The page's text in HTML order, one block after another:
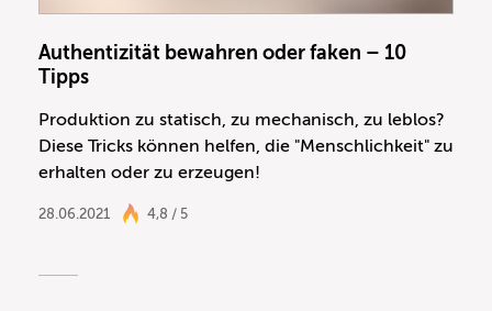
Authentizität bewahren oder faken – 10
Tipps
Produktion zu statisch, zu mechanisch, zu leblos?
Diese Tricks können helfen, die "Menschlichkeit" zu
erhalten oder zu erzeugen!
28.06.2021 4,8 / 5